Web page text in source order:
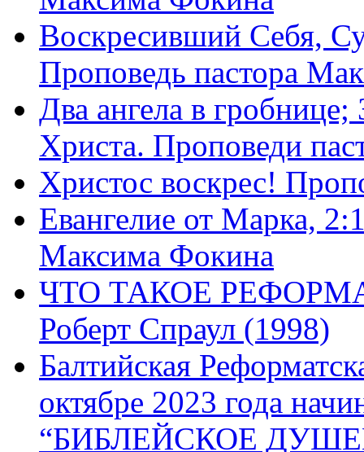
Воскресивший Себя,
Проповедь пастора
Два ангела в
Христа. Проповеди
Христос воскрес!
Евангелие от Марка,
Максима Фокина
ЧТО ТАКОЕ
Роберт Спраул (1998)
Балтийская
октябре 2023 года
“БИБЛЕЙСКОЕ